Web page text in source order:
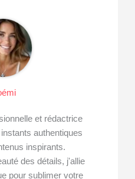
et rédactrice
authentiques
inspirants.
des détails, j'allie
pour sublimer votre